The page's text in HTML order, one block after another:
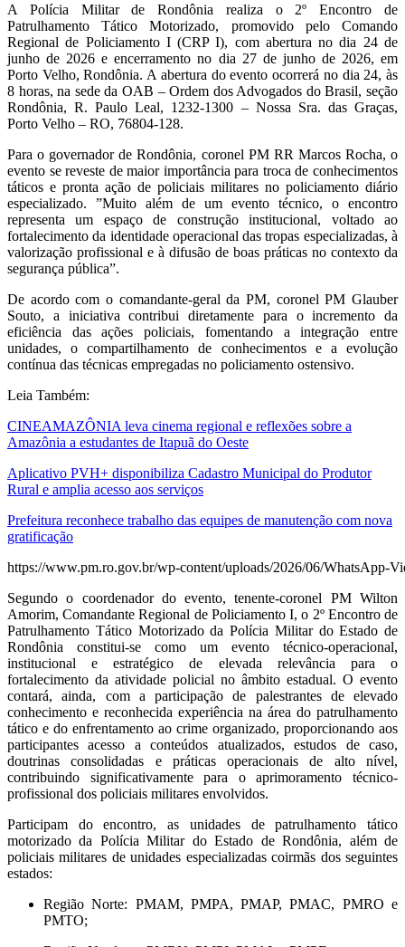
A Polícia Militar de Rondônia realiza o 2º Encontro de
Patrulhamento Tático Motorizado, promovido pelo Comando
Regional de Policiamento I (CRP I), com abertura no dia 24 de
junho de 2026 e encerramento no dia 27 de junho de 2026, em
Porto Velho, Rondônia. A abertura do evento ocorrerá no dia 24, às
8 horas, na sede da OAB – Ordem dos Advogados do Brasil, seção
Rondônia, R. Paulo Leal, 1232-1300 – Nossa Sra. das Graças,
Porto Velho – RO, 76804-128.
Para o governador de Rondônia, coronel PM RR Marcos Rocha, o
evento se reveste de maior importância para troca de conhecimentos
táticos e pronta ação de policiais militares no policiamento diário
especializado. ”Muito além de um evento técnico, o encontro
representa um espaço de construção institucional, voltado ao
fortalecimento da identidade operacional das tropas especializadas, à
valorização profissional e à difusão de boas práticas no contexto da
segurança pública”.
De acordo com o comandante-geral da PM, coronel PM Glauber
Souto, a iniciativa contribui diretamente para o incremento da
eficiência das ações policiais, fomentando a integração entre
unidades, o compartilhamento de conhecimentos e a evolução
contínua das técnicas empregadas no policiamento ostensivo.
Leia Também:
CINEAMAZÔNIA leva cinema regional e reflexões sobre a
Amazônia a estudantes de Itapuã do Oeste
Aplicativo PVH+ disponibiliza Cadastro Municipal do Produtor
Rural e amplia acesso aos serviços
Prefeitura reconhece trabalho das equipes de manutenção com nova
gratificação
https://www.pm.ro.gov.br/wp-content/uploads/2026/06/WhatsApp-
Segundo o coordenador do evento, tenente-coronel PM Wilton
Amorim, Comandante Regional de Policiamento I, o 2º Encontro de
Patrulhamento Tático Motorizado da Polícia Militar do Estado de
Rondônia constitui-se como um evento técnico-operacional,
institucional e estratégico de elevada relevância para o
fortalecimento da atividade policial no âmbito estadual. O evento
contará, ainda, com a participação de palestrantes de elevado
conhecimento e reconhecida experiência na área do patrulhamento
tático e do enfrentamento ao crime organizado, proporcionando aos
participantes acesso a conteúdos atualizados, estudos de caso,
doutrinas consolidadas e práticas operacionais de alto nível,
contribuindo significativamente para o aprimoramento técnico-
profissional dos policiais militares envolvidos.
Participam do encontro, as unidades de patrulhamento tático
motorizado da Polícia Militar do Estado de Rondônia, além de
policiais militares de unidades especializadas coirmãs dos seguintes
estados:
Região Norte: PMAM, PMPA, PMAP, PMAC, PMRO e
PMTO;